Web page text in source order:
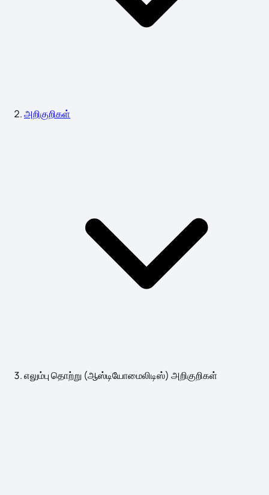
அறிகுறிகள்
எலும்பு தொற்று (ஆஸ்டியோமைலிடிஸ்) அறிகுறிகள்